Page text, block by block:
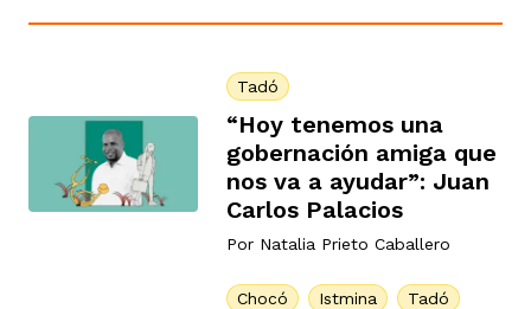
Tadó
“Hoy tenemos una
gobernación amiga que
nos va a ayudar”: Juan
Carlos Palacios
Por Natalia Prieto Caballero
Chocó Istmina Tadó